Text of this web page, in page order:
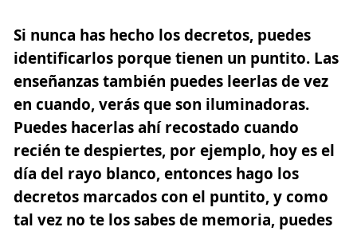
Si nunca has hecho los decretos, puedes
identificarlos porque tienen un puntito. Las
enseñanzas también puedes leerlas de vez
en cuando, verás que son iluminadoras.
Puedes hacerlas ahí recostado cuando
recién te despiertes, por ejemplo, hoy es el
día del rayo blanco, entonces hago los
decretos marcados con el puntito, y como
tal vez no te los sabes de memoria, puedes